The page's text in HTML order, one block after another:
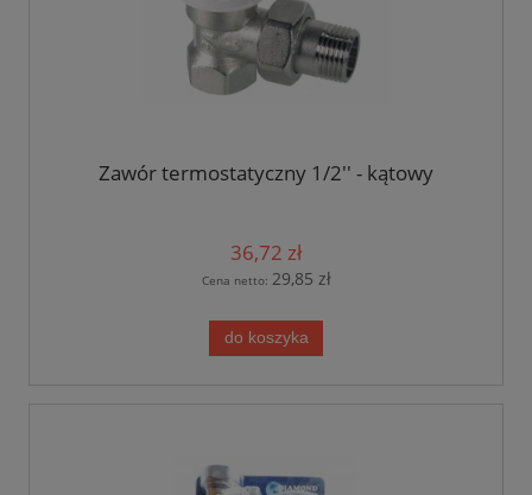
Zawór termostatyczny 1/2'' - kątowy
36,72 zł
Cena netto: 29,85 zł
do koszyka